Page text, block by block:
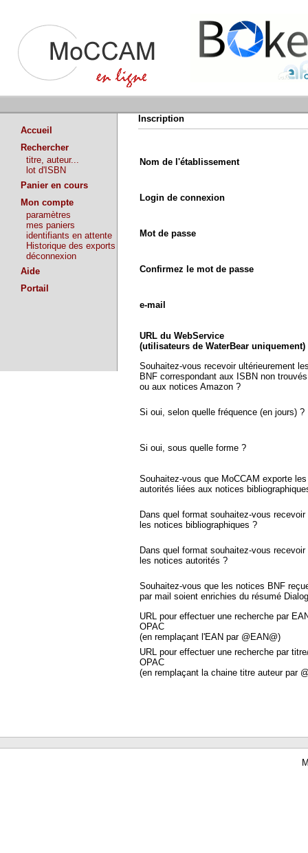
Accueil
Rechercher
titre, auteur...
lot d'ISBN
Panier en cours
Mon compte
paramètres
mes paniers
identifiants en attente
Historique des exports
déconnexion
Aide
Portail
Inscription
Nom de l'établissement
Login de connexion
Mot de passe
Confirmez le mot de passe
e-mail
URL du WebService
(utilisateurs de WaterBear uniquement)
Souhaitez-vous recevoir ultérieurement
BNF correspondant aux ISBN non trouvés
ou aux notices Amazon ?
Si oui, selon quelle fréquence (en jours) ?
Si oui, sous quelle forme ?
Souhaitez-vous que MoCCAM exporte
autorités liées aux notices
Dans quel format souhaitez-vous recevoir
les notices bibliographiques ?
Dans quel format souhaitez-vous recevoir
les notices autorités ?
Souhaitez-vous que les notices BNF
par mail soient enrichies du résumé
URL pour effectuer une recherche par
OPAC
(en remplaçant l'EAN par @EAN@)
URL pour effectuer une recherche par
OPAC
(en remplaçant la chaine titre auteur par